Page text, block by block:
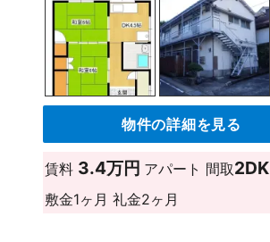
物件の詳細を見る
賃料 3.4万円 アパート 間取2DK
敷金1ヶ月 礼金2ヶ月